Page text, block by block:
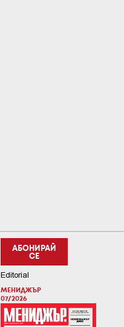
АБОНИРАЙ
СЕ
Editorial
МЕНИДЖЪР
07/2026